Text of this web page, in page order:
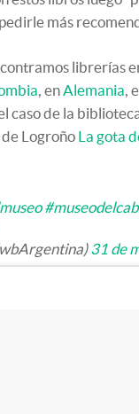
más
librerías
, enAlemania,
caso de la
Logroño La gota
31 de